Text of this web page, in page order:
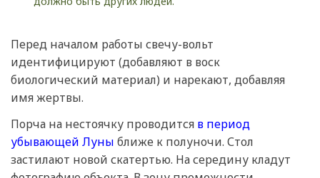
Перед началом работы свечу-вольт
идентифицируют (добавляют в воск
биологический материал) и нарекают, добавляя
имя жертвы.
Порча на нестоячку проводится в период
убывающей Луны ближе к полуночи. Стол
застилают новой скатертью. На середину кладут